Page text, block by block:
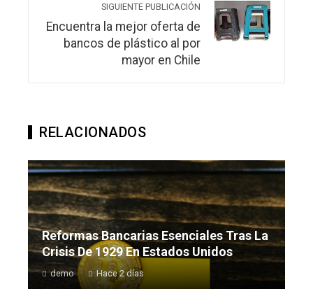
SIGUIENTE PUBLICACIÓN
Encuentra la mejor oferta de
bancos de plástico al por
mayor en Chile
RELACIONADOS
Reformas Bancarias Esenciales Tras La
Crisis De 1929 En Estados Unidos
demo Hace 2 días